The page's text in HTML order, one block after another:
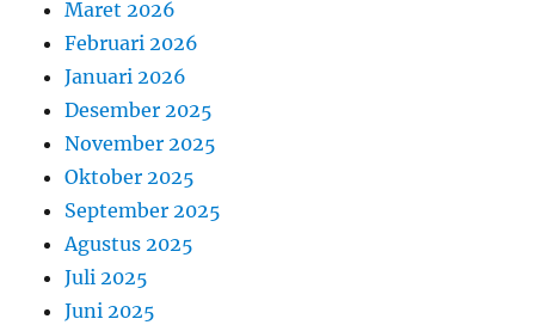
Maret 2026
Februari 2026
Januari 2026
Desember 2025
November 2025
Oktober 2025
September 2025
Agustus 2025
Juli 2025
Juni 2025